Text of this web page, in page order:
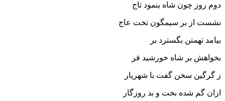
دوم روز چون شاه بنمود تاج
نشست از بر سیمگون تخت عاج‏
بیامد تهمتن بگسترد بر
بخواهش بر شاه خورشید فر
ز گرگین سخن گفت با شهریار
ازان گم شده بخت و بد روزگار